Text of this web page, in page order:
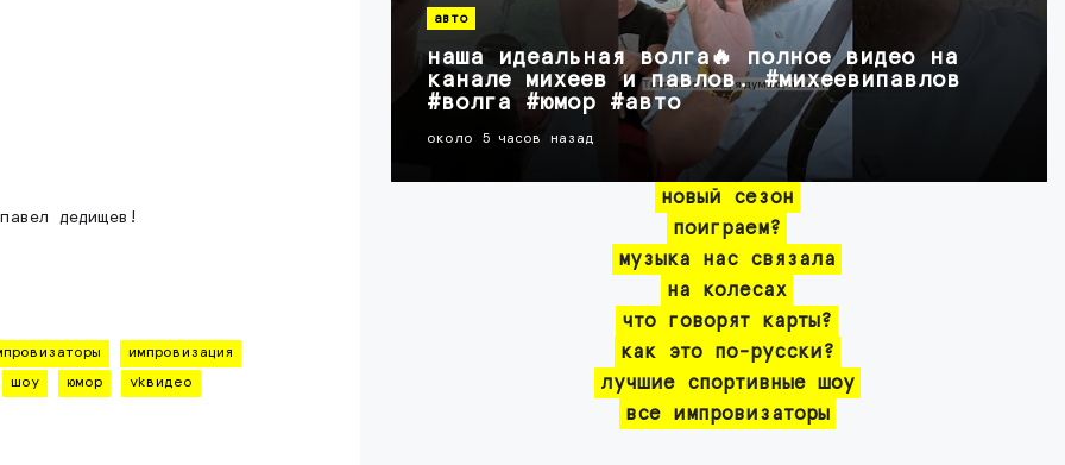
дедищев!
импровизация
шоу юмор vkвидео
авто
наша идеальная волга🔥 полное видео на
канале михеев и павлов. #михеевипавлов
#волга #юмор #авто
около 5 часов назад
новый сезон
поиграем?
музыка нас связала
на колесах
что говорят карты?
как это по-русски?
лучшие спортивные шоу
все импровизаторы